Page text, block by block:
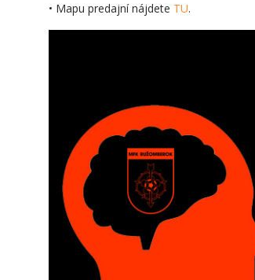
• Mapu predajní nájdete TU.